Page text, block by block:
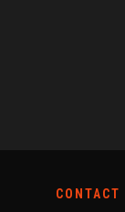
CONTACT